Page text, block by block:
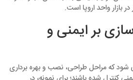
بازار واحد اروپا است.
بر ایمنی و
شود که مراحل طراحی، نصب و بهره‌ برداری